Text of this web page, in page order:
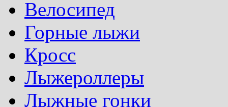
Велосипед
Горные лыжи
Кросс
Лыжероллеры
Лыжные гонки